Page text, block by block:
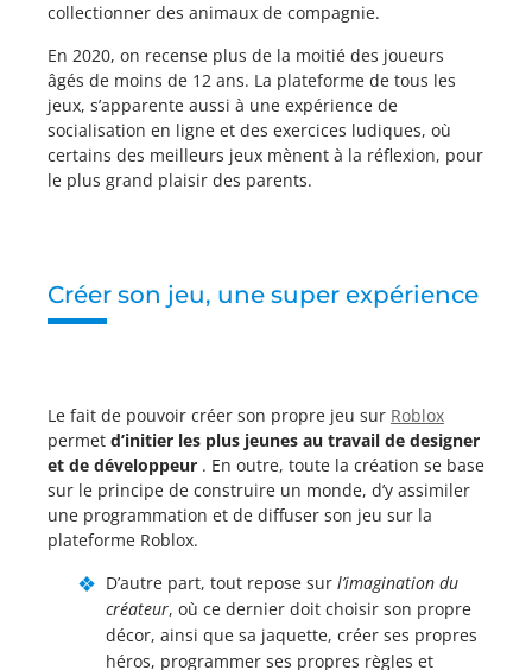
collectionner des animaux de compagnie.
En 2020, on recense plus de la moitié des joueurs
âgés de moins de 12 ans. La plateforme de tous les
jeux, s’apparente aussi à une expérience de
socialisation en ligne et des exercices ludiques, où
certains des meilleurs jeux mènent à la réflexion, pour
le plus grand plaisir des parents.
Créer son jeu, une super expérience
Le fait de pouvoir créer son propre jeu sur Roblox
permet d’initier les plus jeunes au travail de designer
et de développeur . En outre, toute la création se base
sur le principe de construire un monde, d’y assimiler
une programmation et de diffuser son jeu sur la
plateforme Roblox.
D’autre part, tout repose sur l’imagination du
créateur, où ce dernier doit choisir son propre
décor, ainsi que sa jaquette, créer ses propres
héros, programmer ses propres règles et